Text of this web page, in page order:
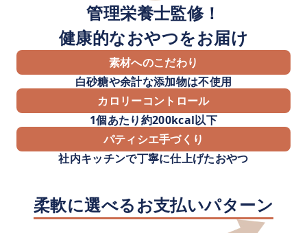
管理栄養士監修！
健康的なおやつをお届け
素材へのこだわり
白砂糖や余計な添加物は不使用
カロリーコントロール
1個あたり約200kcal以下
パティシエ手づくり
社内キッチンで丁寧に仕上げたおやつ
柔軟に選べるお支払いパターン